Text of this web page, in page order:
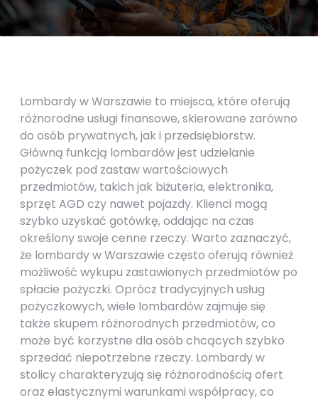
Lombardy w Warszawie to miejsca, które oferują
różnorodne usługi finansowe, skierowane zarówno
do osób prywatnych, jak i przedsiębiorstw.
Główną funkcją lombardów jest udzielanie
pożyczek pod zastaw wartościowych
przedmiotów, takich jak biżuteria, elektronika,
sprzęt AGD czy nawet pojazdy. Klienci mogą
szybko uzyskać gotówkę, oddając na czas
określony swoje cenne rzeczy. Warto zaznaczyć,
że lombardy w Warszawie często oferują również
możliwość wykupu zastawionych przedmiotów po
spłacie pożyczki. Oprócz tradycyjnych usług
pożyczkowych, wiele lombardów zajmuje się
także skupem różnorodnych przedmiotów, co
może być korzystne dla osób chcących szybko
sprzedać niepotrzebne rzeczy. Lombardy w
stolicy charakteryzują się różnorodnością ofert
oraz elastycznymi warunkami współpracy, co